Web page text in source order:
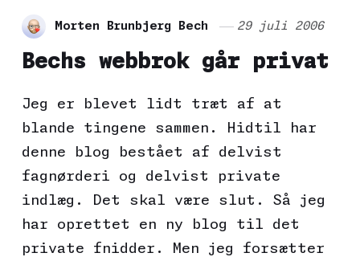
Morten Brunbjerg Bech 29 juli 2006
Bechs webbrok går privat
Jeg er blevet lidt træt af at
blande tingene sammen. Hidtil har
denne blog bestået af delvist
fagnørderi og delvist private
indlæg. Det skal være slut. Så jeg
har oprettet en ny blog til det
private fnidder. Men jeg forsætter